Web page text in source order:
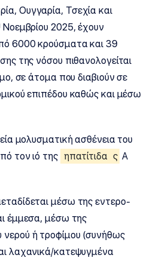
Ουγγαρία, Τσεχία και
Νοεμβρίου 2025, έχουν
6000 κρούσματα και 39
της νόσου πιθανολογείται
σε άτομα που διαβιούν σε
επιπέδου καθώς και μέσω
μολυσματική ασθένεια του
τον ιό της ηπατίτιδα ς Α
μέσω της εντερο-
έμμεσα, μέσω της
ή τροφίμου (συνήθως
λαχανικά/κατεψυγμένα